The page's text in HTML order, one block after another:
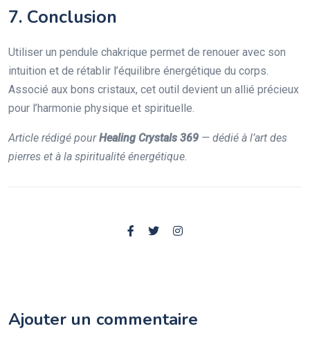
7. Conclusion
Utiliser un pendule chakrique permet de renouer avec son
intuition et de rétablir l’équilibre énergétique du corps.
Associé aux bons cristaux, cet outil devient un allié précieux
pour l’harmonie physique et spirituelle.
Article rédigé pourHealing Crystals 369 — dédié à l’art des
pierres et à la spiritualité énergétique.
Ajouter un commentaire